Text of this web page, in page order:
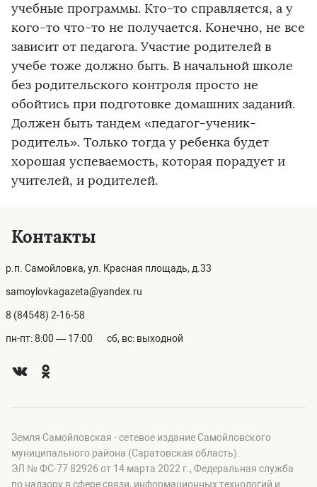
учебные программы. Кто-то справляется, а у
кого-то что-то не получается. Конечно, не все
зависит от педагога. Участие родителей в
учебе тоже должно быть. В начальной школе
без родительского контроля просто не
обойтись при подготовке домашних заданий.
Должен быть тандем «педагог-ученик-
родитель». Только тогда у ребенка будет
хорошая успеваемость, которая порадует и
учителей, и родителей.
Контакты
р.п. Самойловка, ул. Красная площадь, д.33
samoylovkagazeta@yandex.ru
8 (84548) 2-16-58
пн-пт: 8:00 — 17:00 сб, вс: выходной
Земля Самойловская - сетевое издание Самойловского
муниципального района (Саратовская область).
ЭЛ № ФС-77 82926 от 14 марта 2022 г., Федеральная служба
по надзору в сфере связи, информационных технологий и